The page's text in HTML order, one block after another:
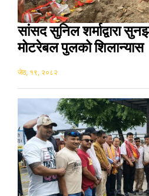
सांसद सुनिल शर्माद्वारा
मोटरेबल पुलको शिलान्यास
जेठ, १९, २०८२